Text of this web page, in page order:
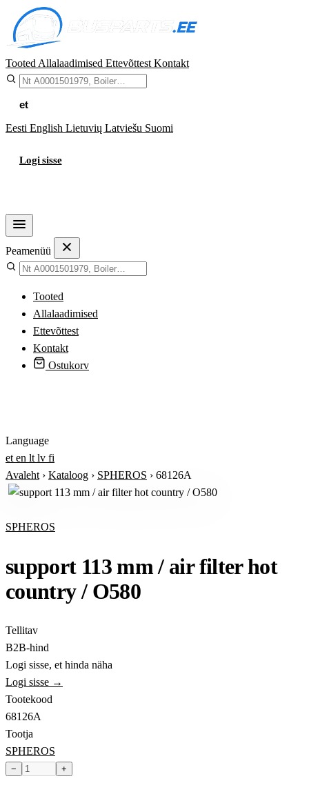
Tooted Allalaadimised Ettevõttest Kontakt
et
Eesti English Lietuvių Latviešu Suomi
Logi sisse
Peamenüü
Tooted
Allalaadimised
Ettevõttest
Kontakt
Ostukorv
Language
et en lt lv fi
Avaleht › Kataloog › SPHEROS › 68126A
SPHEROS
support 113 mm / air filter hot
country / O580
Tellitav
B2B-hind
Logi sisse, et hinda näha
Logi sisse →
Tootekood
68126A
Tootja
SPHEROS
− +